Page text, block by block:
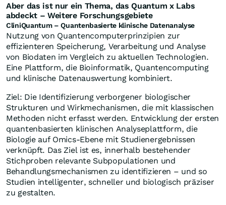
Aber das ist nur ein Thema, das Quantum x Labs
abdeckt – Weitere Forschungsgebiete
CliniQuantum – Quantenbasierte klinische Datenanalyse
Nutzung von Quantencomputerprinzipien zur
effizienteren Speicherung, Verarbeitung und Analyse
von Biodaten im Vergleich zu aktuellen Technologien.
Eine Plattform, die Bioinformatik, Quantencomputing
und klinische Datenauswertung kombiniert.
Ziel: Die Identifizierung verborgener biologischer
Strukturen und Wirkmechanismen, die mit klassischen
Methoden nicht erfasst werden. Entwicklung der ersten
quantenbasierten klinischen Analyseplattform, die
Biologie auf Omics-Ebene mit Studienergebnissen
verknüpft. Das Ziel ist es, innerhalb bestehender
Stichproben relevante Subpopulationen und
Behandlungsmechanismen zu identifizieren – und so
Studien intelligenter, schneller und biologisch präziser
zu gestalten.